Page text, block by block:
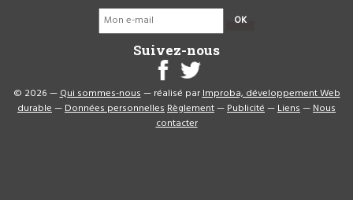
OK
Suivez-nous
© 2026 —Qui sommes-nous— réalisé parImproba, développement Web
durable—Données personnellesRèglement—Publicité—Liens—Nous
contacter